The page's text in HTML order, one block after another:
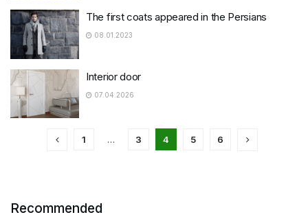
The first coats appeared in the Persians
08.01.2023
Interior door
07.04.2026
1 … 3 4 5 6
Recommended